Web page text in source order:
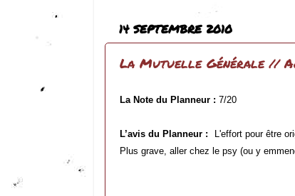
14 SEPTEMBRE 2010
La Mutuelle Générale //
La Note du Planneur : 7/20
L’avis du Planneur :
L'effort pour être
Plus grave, aller chez le psy (ou y